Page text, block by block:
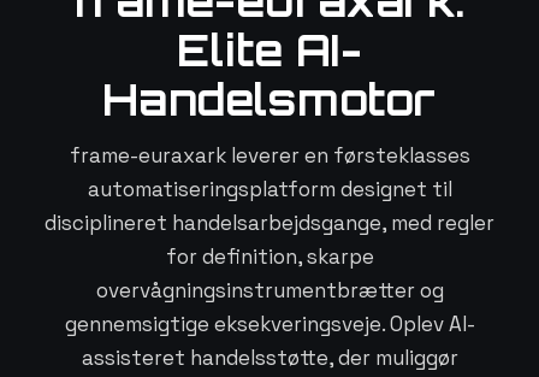
Elite AI-
Handelsmotor
frame-euraxark leverer en førsteklasses
automatiseringsplatform designet til
disciplineret handelsarbejdsgange, med regler
for definition, skarpe
overvågningsinstrumentbrætter og
gennemsigtige eksekveringsveje. Oplev AI-
assisteret handelsstøtte, der muliggør